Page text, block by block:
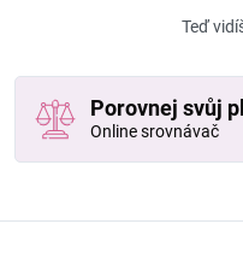
Teď
Porovnej svůj
Online srovnávač